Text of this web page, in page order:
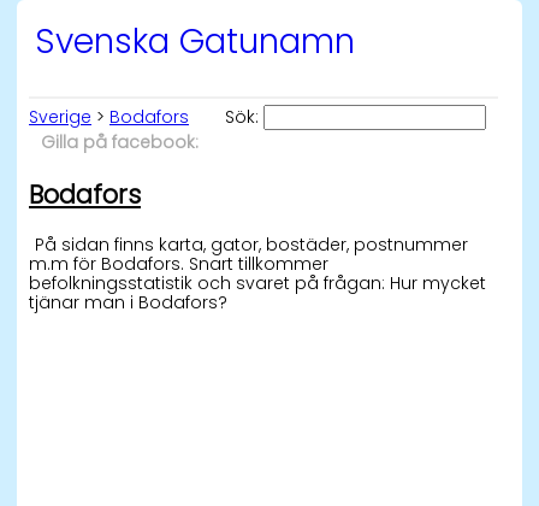
Svenska Gatunamn
Sverige > Bodafors
Sök:
Gilla på facebook:
Bodafors
På sidan finns karta, gator, bostäder, postnummer
m.m för Bodafors. Snart tillkommer
befolkningsstatistik och svaret på frågan: Hur mycket
tjänar man i Bodafors?